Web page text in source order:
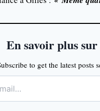
En savoir plus
to get the latest posts